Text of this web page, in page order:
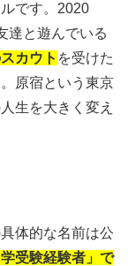
です。2020
達と遊んでいる
カウト を受けた
原宿という東京
生を大きく変え
体的な名前は公
学受験経験者」で